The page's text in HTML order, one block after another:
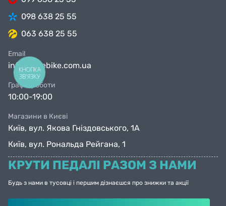
098 638 25 55
063 638 25 55
Email
info@facebike.com.ua
Графік роботи
10:00-19:00
Магазини в Києві
Київ, вул. Якова Гніздовського, 1А
Київ, вул. Рональда Рейгана, 1
КРУТИ ПЕДАЛІ РАЗОМ З НАМИ
Будь з нами в тусовці і першим дізнаєшся про знижки та акції
КНОПКА
ЗВ'ЯЗКУ